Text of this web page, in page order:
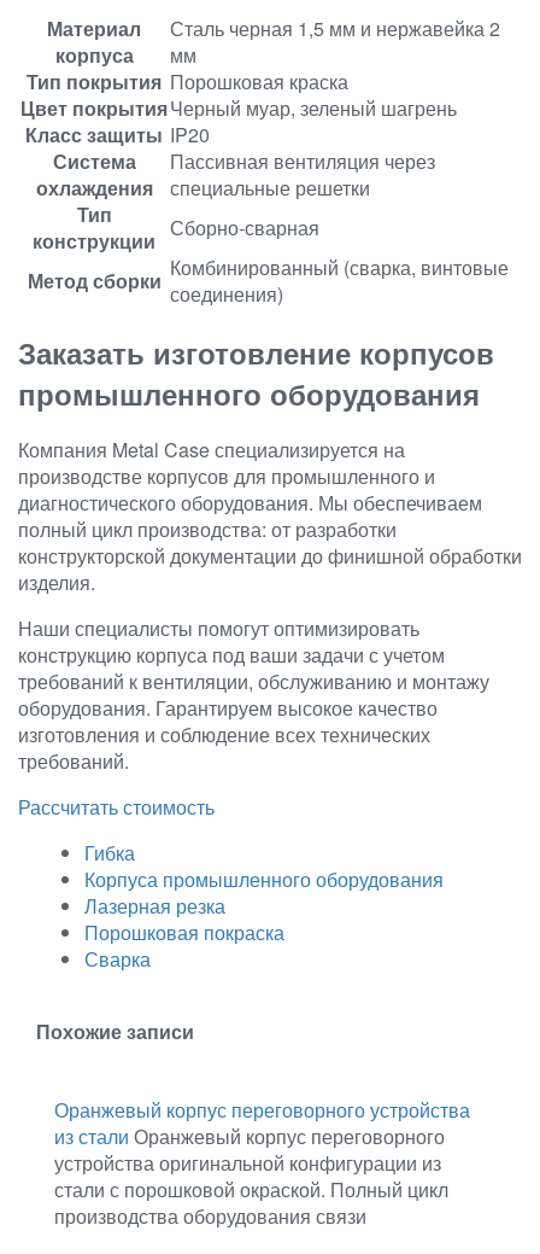
Материал
корпуса
Сталь черная 1,5 мм и нержавейка 2
мм
Тип покрытия Порошковая краска
Цвет покрытияЧерный муар, зеленый шагрень
Класс защиты IP20
Система
охлаждения
Пассивная вентиляция через
специальные решетки
Тип
конструкции Сборно-сварная
Метод сборки Комбинированный (сварка, винтовые
соединения)
Заказать изготовление корпусов
промышленного оборудования
Компания Metal Case специализируется на
производстве корпусов для промышленного и
диагностического оборудования. Мы обеспечиваем
полный цикл производства: от разработки
конструкторской документации до финишной обработки
изделия.
Наши специалисты помогут оптимизировать
конструкцию корпуса под ваши задачи с учетом
требований к вентиляции, обслуживанию и монтажу
оборудования. Гарантируем высокое качество
изготовления и соблюдение всех технических
требований.
Рассчитать стоимость
Гибка
Корпуса промышленного оборудования
Лазерная резка
Порошковая покраска
Сварка
Похожие записи
Оранжевый корпус переговорного устройства
из стали Оранжевый корпус переговорного
устройства оригинальной конфигурации из
стали с порошковой окраской. Полный цикл
производства оборудования связи